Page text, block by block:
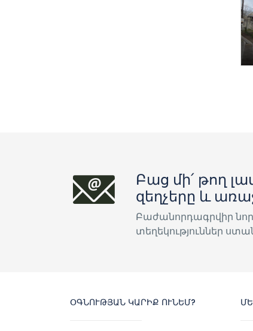
Բաց մի՛ թող
զեղչերը և
Բաժանորդագրվիր նոր
տեղեկություններ
ՕԳՆՈՒԹՅԱՆ ԿԱՐԻՔ ՈՒՆԵՄ?